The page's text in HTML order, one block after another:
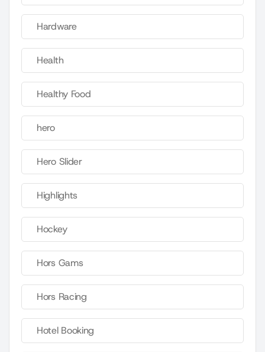
Hardware
Health
Healthy Food
hero
Hero Slider
Highlights
Hockey
Hors Gams
Hors Racing
Hotel Booking